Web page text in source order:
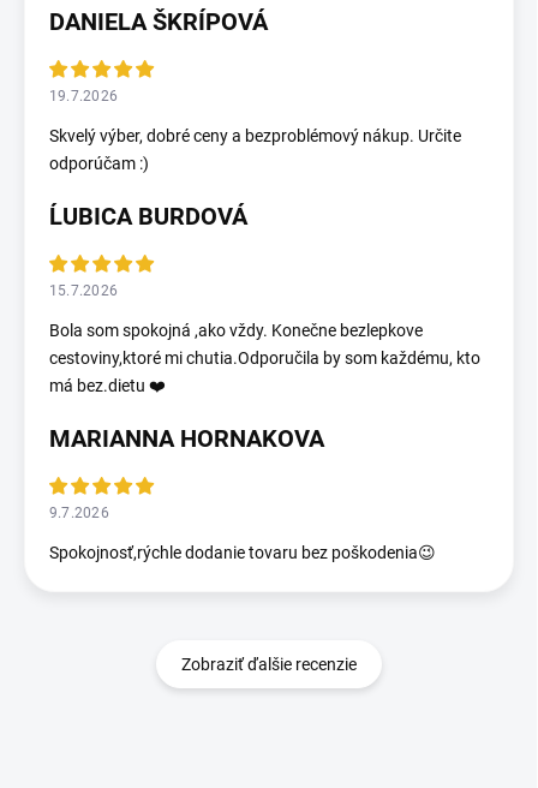
DANIELA ŠKRÍPOVÁ
19.7.2026
Skvelý výber, dobré ceny a bezproblémový nákup. Určite
odporúčam :)
ĹUBICA BURDOVÁ
15.7.2026
Bola som spokojná ,ako vždy. Konečne bezlepkove
cestoviny,ktoré mi chutia.Odporučila by som každému, kto
má bez.dietu ❤️
MARIANNA HORNAKOVA
9.7.2026
Spokojnosť,rýchle dodanie tovaru bez poškodenia😉
Zobraziť ďalšie recenzie